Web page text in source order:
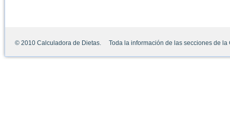
© 2010 Calculadora de Dietas. Toda la información de las secciones de la